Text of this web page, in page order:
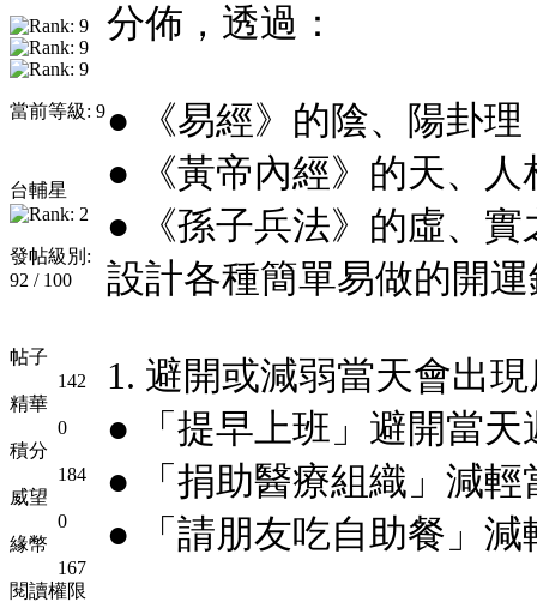
當前等級: 9
台輔星
發帖級別:
92 / 100
帖子
142
精華
0
積分
184
威望
0
緣幣
167
閱讀權限
分佈，透過：
● 《易經》的陰、陽卦理
● 《黃帝內經》的天、人
● 《孫子兵法》的虛、實
設計各種簡單易做的開
1. 避開或減弱當天會出
● 「提早上班」避開當天
● 「捐助醫療組織」減
● 「請朋友吃自助餐」